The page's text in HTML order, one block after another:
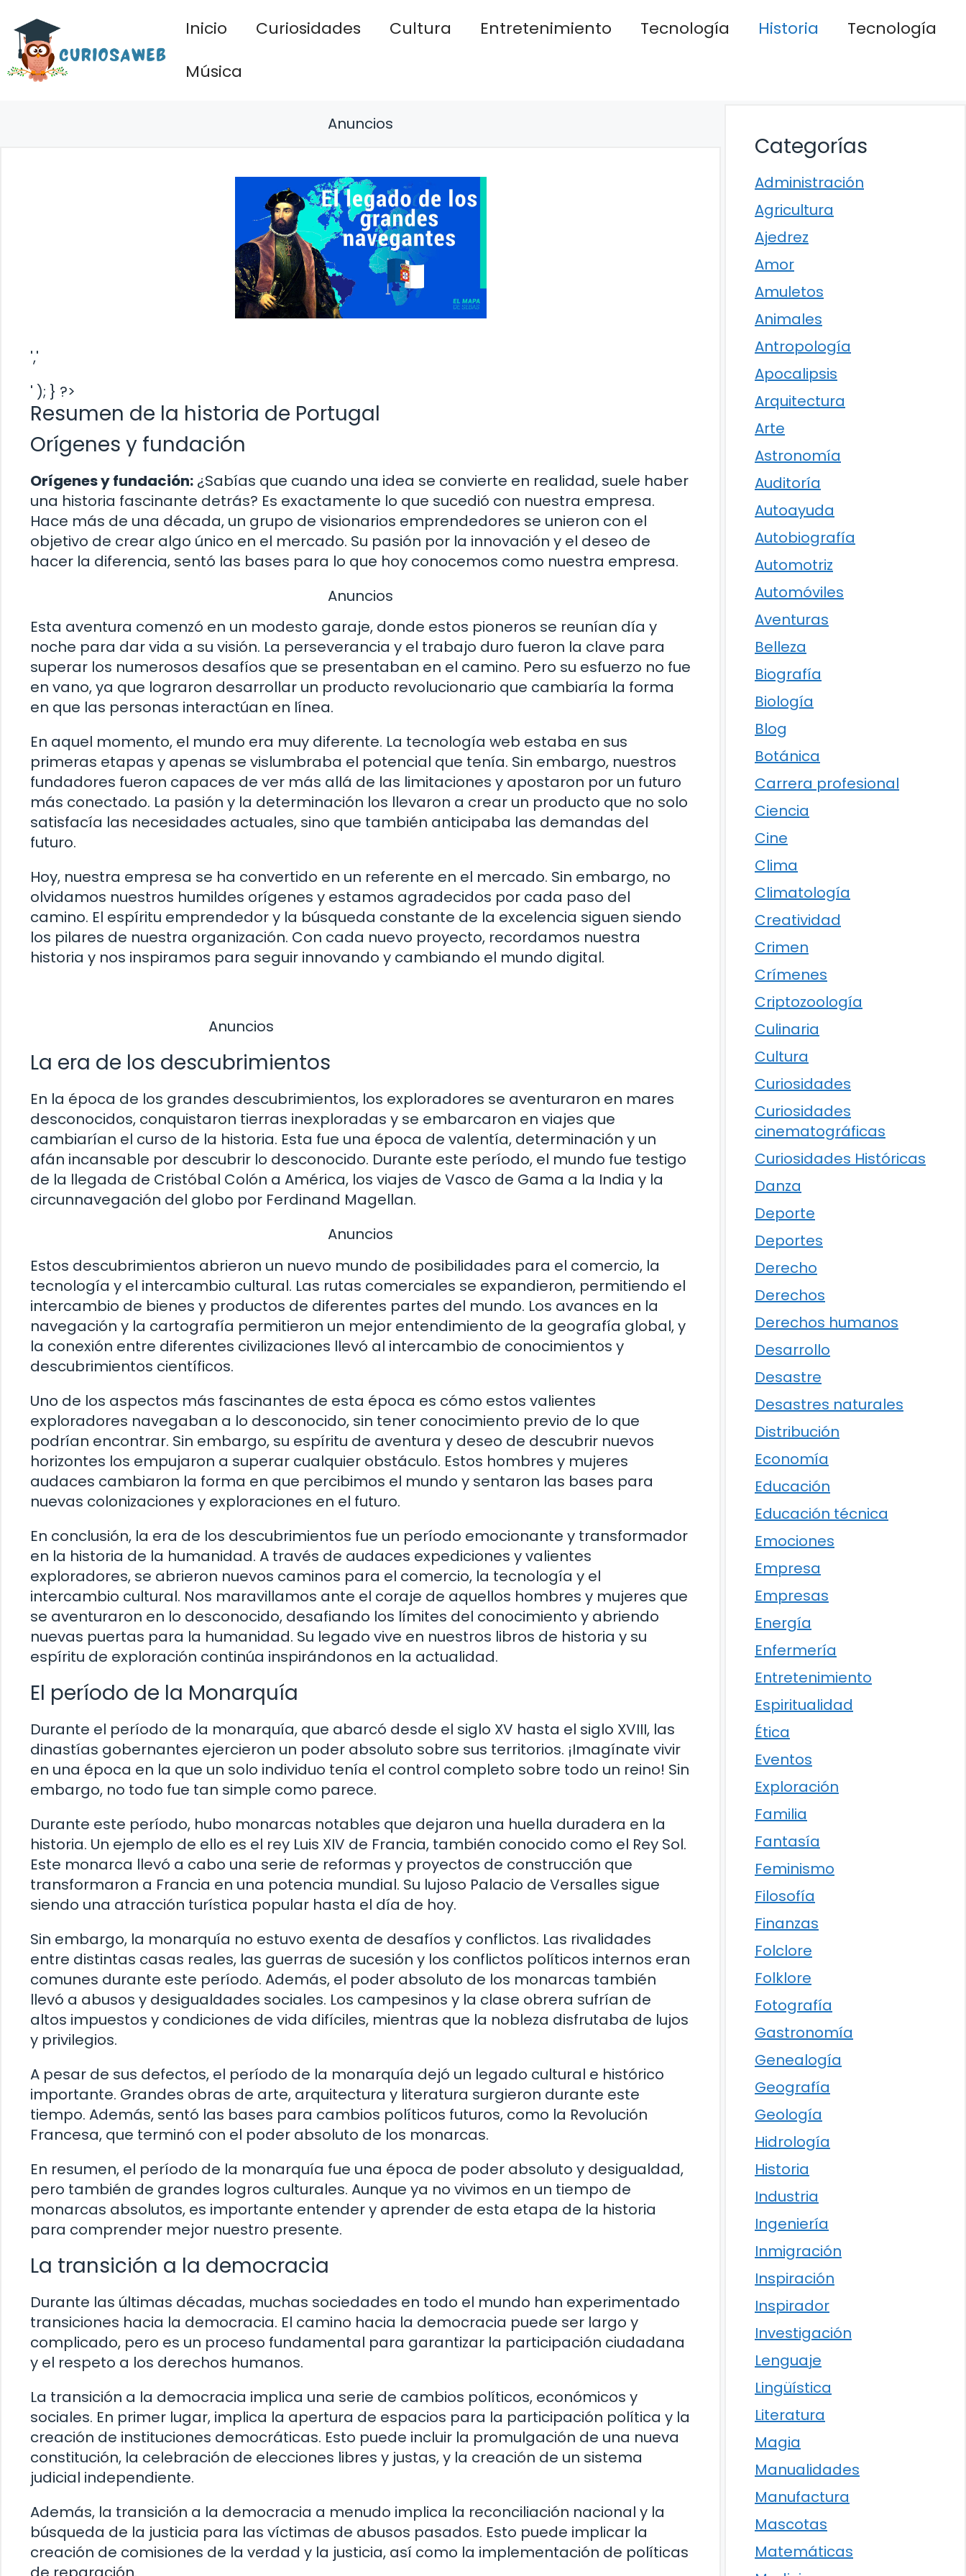
contenido
Inicio Curiosidades Cultura Entretenimiento Tecnología Historia
Tecnología
Música
Anuncios
','
' ); } ?>
Resumen de la historia de Portugal
Orígenes y fundación
Orígenes y fundación: ¿Sabías que cuando una idea se convierte en realidad, suele haber
una historia fascinante detrás? Es exactamente lo que sucedió con nuestra empresa.
Hace más de una década, un grupo de visionarios emprendedores se unieron con el
objetivo de crear algo único en el mercado. Su pasión por la innovación y el deseo de
hacer la diferencia, sentó las bases para lo que hoy conocemos como nuestra empresa.
Anuncios
Esta aventura comenzó en un modesto garaje, donde estos pioneros se reunían día y
noche para dar vida a su visión. La perseverancia y el trabajo duro fueron la clave para
superar los numerosos desafíos que se presentaban en el camino. Pero su esfuerzo no fue
en vano, ya que lograron desarrollar un producto revolucionario que cambiaría la forma
en que las personas interactúan en línea.
En aquel momento, el mundo era muy diferente. La tecnología web estaba en sus
primeras etapas y apenas se vislumbraba el potencial que tenía. Sin embargo, nuestros
fundadores fueron capaces de ver más allá de las limitaciones y apostaron por un futuro
más conectado. La pasión y la determinación los llevaron a crear un producto que no solo
satisfacía las necesidades actuales, sino que también anticipaba las demandas del
futuro.
Hoy, nuestra empresa se ha convertido en un referente en el mercado. Sin embargo, no
olvidamos nuestros humildes orígenes y estamos agradecidos por cada paso del
camino. El espíritu emprendedor y la búsqueda constante de la excelencia siguen siendo
los pilares de nuestra organización. Con cada nuevo proyecto, recordamos nuestra
historia y nos inspiramos para seguir innovando y cambiando el mundo digital.
Anuncios
La era de los descubrimientos
En la época de los grandes descubrimientos, los exploradores se aventuraron en mares
desconocidos, conquistaron tierras inexploradas y se embarcaron en viajes que
cambiarían el curso de la historia. Esta fue una época de valentía, determinación y un
afán incansable por descubrir lo desconocido. Durante este período, el mundo fue testigo
de la llegada de Cristóbal Colón a América, los viajes de Vasco de Gama a la India y la
circunnavegación del globo por Ferdinand Magellan.
Anuncios
Estos descubrimientos abrieron un nuevo mundo de posibilidades para el comercio, la
tecnología y el intercambio cultural. Las rutas comerciales se expandieron, permitiendo el
intercambio de bienes y productos de diferentes partes del mundo. Los avances en la
navegación y la cartografía permitieron un mejor entendimiento de la geografía global, y
la conexión entre diferentes civilizaciones llevó al intercambio de conocimientos y
descubrimientos científicos.
Uno de los aspectos más fascinantes de esta época es cómo estos valientes
exploradores navegaban a lo desconocido, sin tener conocimiento previo de lo que
podrían encontrar. Sin embargo, su espíritu de aventura y deseo de descubrir nuevos
horizontes los empujaron a superar cualquier obstáculo. Estos hombres y mujeres
audaces cambiaron la forma en que percibimos el mundo y sentaron las bases para
nuevas colonizaciones y exploraciones en el futuro.
En conclusión, la era de los descubrimientos fue un período emocionante y transformador
en la historia de la humanidad. A través de audaces expediciones y valientes
exploradores, se abrieron nuevos caminos para el comercio, la tecnología y el
intercambio cultural. Nos maravillamos ante el coraje de aquellos hombres y mujeres que
se aventuraron en lo desconocido, desafiando los límites del conocimiento y abriendo
nuevas puertas para la humanidad. Su legado vive en nuestros libros de historia y su
espíritu de exploración continúa inspirándonos en la actualidad.
El período de la Monarquía
Durante el período de la monarquía, que abarcó desde el siglo XV hasta el siglo XVIII, las
dinastías gobernantes ejercieron un poder absoluto sobre sus territorios. ¡Imagínate vivir
en una época en la que un solo individuo tenía el control completo sobre todo un reino! Sin
embargo, no todo fue tan simple como parece.
Durante este período, hubo monarcas notables que dejaron una huella duradera en la
historia. Un ejemplo de ello es el rey Luis XIV de Francia, también conocido como el Rey Sol.
Este monarca llevó a cabo una serie de reformas y proyectos de construcción que
transformaron a Francia en una potencia mundial. Su lujoso Palacio de Versalles sigue
siendo una atracción turística popular hasta el día de hoy.
Sin embargo, la monarquía no estuvo exenta de desafíos y conflictos. Las rivalidades
entre distintas casas reales, las guerras de sucesión y los conflictos políticos internos eran
comunes durante este período. Además, el poder absoluto de los monarcas también
llevó a abusos y desigualdades sociales. Los campesinos y la clase obrera sufrían de
altos impuestos y condiciones de vida difíciles, mientras que la nobleza disfrutaba de lujos
y privilegios.
A pesar de sus defectos, el período de la monarquía dejó un legado cultural e histórico
importante. Grandes obras de arte, arquitectura y literatura surgieron durante este
tiempo. Además, sentó las bases para cambios políticos futuros, como la Revolución
Francesa, que terminó con el poder absoluto de los monarcas.
En resumen, el período de la monarquía fue una época de poder absoluto y desigualdad,
pero también de grandes logros culturales. Aunque ya no vivimos en un tiempo de
monarcas absolutos, es importante entender y aprender de esta etapa de la historia
para comprender mejor nuestro presente.
La transición a la democracia
Durante las últimas décadas, muchas sociedades en todo el mundo han experimentado
transiciones hacia la democracia. El camino hacia la democracia puede ser largo y
complicado, pero es un proceso fundamental para garantizar la participación ciudadana
y el respeto a los derechos humanos.
La transición a la democracia implica una serie de cambios políticos, económicos y
sociales. En primer lugar, implica la apertura de espacios para la participación política y la
creación de instituciones democráticas. Esto puede incluir la promulgación de una nueva
constitución, la celebración de elecciones libres y justas, y la creación de un sistema
judicial independiente.
Además, la transición a la democracia a menudo implica la reconciliación nacional y la
búsqueda de la justicia para las víctimas de abusos pasados. Esto puede implicar la
creación de comisiones de la verdad y la justicia, así como la implementación de políticas
Categorías
Administración
Agricultura
Ajedrez
Amor
Amuletos
Animales
Antropología
Apocalipsis
Arquitectura
Arte
Astronomía
Auditoría
Autoayuda
Autobiografía
Automotriz
Automóviles
Aventuras
Belleza
Biografía
Biología
Blog
Botánica
Carrera profesional
Ciencia
Cine
Clima
Climatología
Creatividad
Crimen
Crímenes
Criptozoología
Culinaria
Cultura
Curiosidades
Curiosidades
cinematográficas
Curiosidades Históricas
Danza
Deporte
Deportes
Derecho
Derechos
Derechos humanos
Desarrollo
Desastre
Desastres naturales
Distribución
Economía
Educación
Educación técnica
Emociones
Empresa
Empresas
Energía
Enfermería
Entretenimiento
Espiritualidad
Ética
Eventos
Exploración
Familia
Fantasía
Feminismo
Filosofía
Finanzas
Folclore
Folklore
Fotografía
Gastronomía
Genealogía
Geografía
Geología
Hidrología
Historia
Industria
Ingeniería
Inmigración
Inspiración
Inspirador
Investigación
Lenguaje
Lingüística
Literatura
Magia
Manualidades
Manufactura
Mascotas
Matemáticas